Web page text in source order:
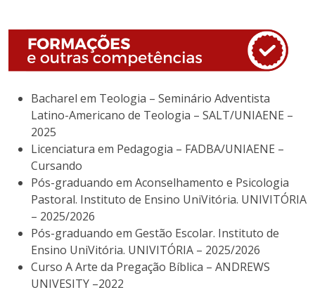
Bacharel em Teologia – Seminário Adventista
Latino-Americano de Teologia – SALT/UNIAENE –
2025
Licenciatura em Pedagogia – FADBA/UNIAENE –
Cursando
Pós-graduando em Aconselhamento e Psicologia
Pastoral. Instituto de Ensino UniVitória. UNIVITÓRIA
– 2025/2026
Pós-graduando em Gestão Escolar. Instituto de
Ensino UniVitória. UNIVITÓRIA – 2025/2026
Curso A Arte da Pregação Bíblica – ANDREWS
UNIVESITY –2022